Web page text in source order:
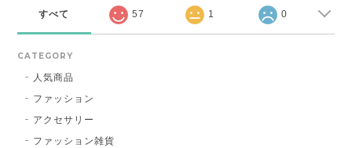
すべて 57 1 0
CATEGORY
人気商品
ファッション
アクセサリー
ファッション雑貨